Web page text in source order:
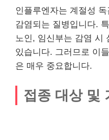
인플루엔자는 계절성
감염되는 질병입니다.
노인, 임신부는 감염 시
있습니다. 그러므로 이
은 매우 중요합니다.
접종 대상 및